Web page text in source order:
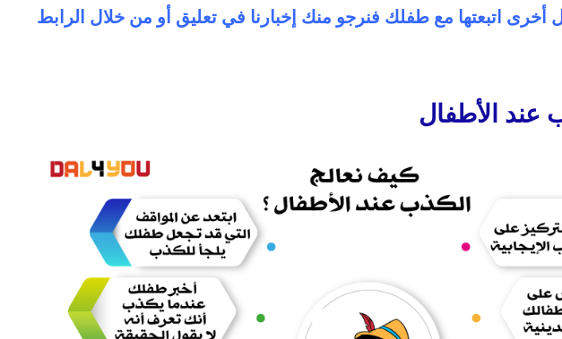
أخرى اتبعتها مع طفلك فنرجو منك إخبارنا في تعليق أو من خلال الرابط
عند الأطفال